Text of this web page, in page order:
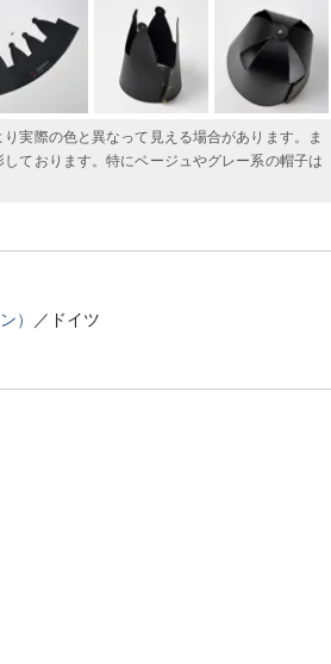
実際の色と異なって見える場合があります。ま
ております。特にベージュやグレー系の帽子は
）
／ドイツ